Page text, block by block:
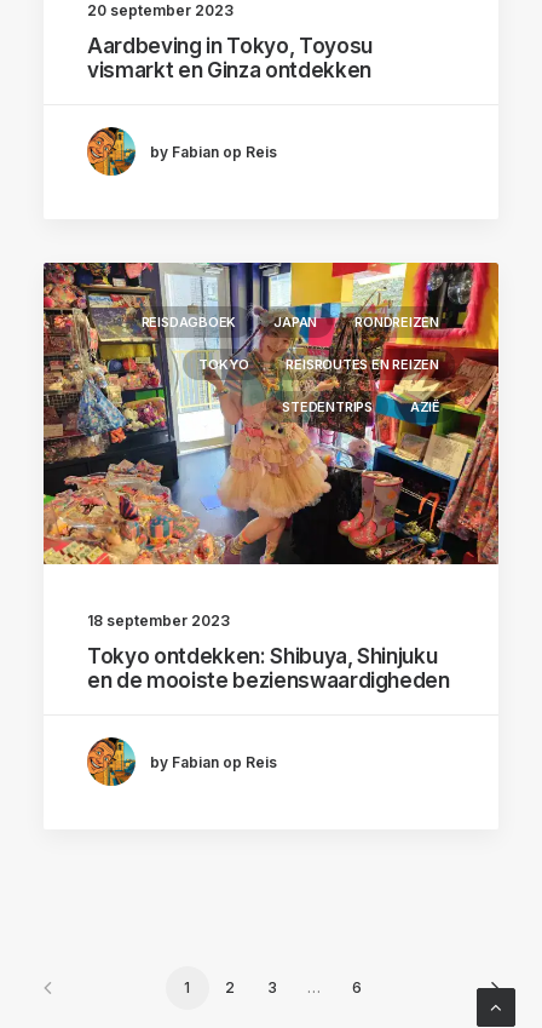
20 september 2023
Aardbeving in Tokyo, Toyosu
vismarkt en Ginza ontdekken
by Fabian op Reis
REISDAGBOEK JAPAN RONDREIZEN
TOKYO REISROUTES EN REIZEN
STEDENTRIPS AZIË
18 september 2023
Tokyo ontdekken: Shibuya, Shinjuku
en de mooiste bezienswaardigheden
by Fabian op Reis
1 2 3 … 6